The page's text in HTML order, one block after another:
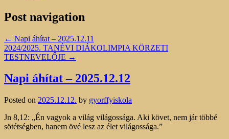
Post navigation
← Napi áhítat – 2025.12.11
2024/2025. TANÉVI DIÁKOLIMPIA KÖRZETI
TESTNEVELŐJE →
Napi áhítat – 2025.12.12
Posted on 2025.12.12. by gyorffyiskola
Jn 8,12: „Én vagyok a világ világossága. Aki követ, nem jár többé
sötétségben, hanem övé lesz az élet világossága.”